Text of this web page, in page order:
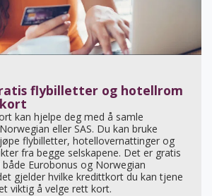
flybilletter og hotellrom
kan hjelpe deg med å samle
eller SAS. Du kan bruke
flybilletter, hotellovernattinger og
fra begge selskapene. Det er gratis
Eurobonus og Norwegian
gjelder hvilke kredittkort du kan tjene
viktig å velge rett kort.